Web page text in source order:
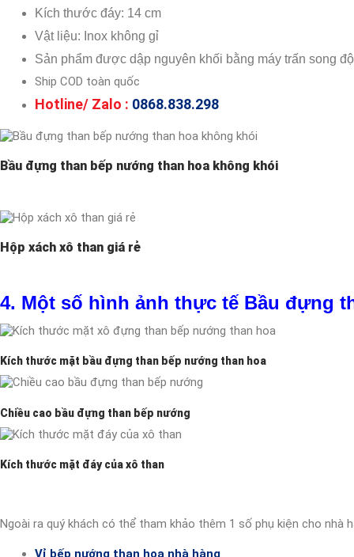
Kích thước đáy: 14 cm
Vật liệu: Inox không gỉ
Sản phẩm được dập nguyên khối bằng máy trấn song
Ship COD toàn quốc
Hotline/ Zalo : 0868.838.298
Bầu đựng than bếp nướng than hoa không khói
Hộp xách xô than giá rẻ
4. Một số hình ảnh thực tế Bầu đựng
Kích thước mặt bầu đựng than bếp nướng than hoa
Chiều cao bầu đựng than bếp nướng
Kích thước mặt đáy của xô than
Ngoài ra quý khách có thể tham khảo thêm 1 số phụ kiện cho nhà
Vỉ bếp nướng than hoa nhà hàng